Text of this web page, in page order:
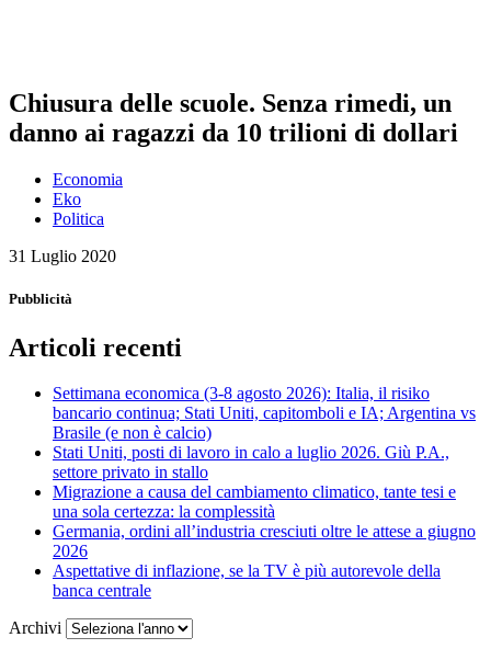
Chiusura delle scuole. Senza rimedi, un
danno ai ragazzi da 10 trilioni di dollari
Economia
Eko
Politica
31 Luglio 2020
Pubblicità
Articoli recenti
Settimana economica (3-8 agosto 2026): Italia, il risiko
bancario continua; Stati Uniti, capitomboli e IA; Argentina vs
Brasile (e non è calcio)
Stati Uniti, posti di lavoro in calo a luglio 2026. Giù P.A.,
settore privato in stallo
Migrazione a causa del cambiamento climatico, tante tesi e
una sola certezza: la complessità
Germania, ordini all’industria cresciuti oltre le attese a giugno
2026
Aspettative di inflazione, se la TV è più autorevole della
banca centrale
Archivi